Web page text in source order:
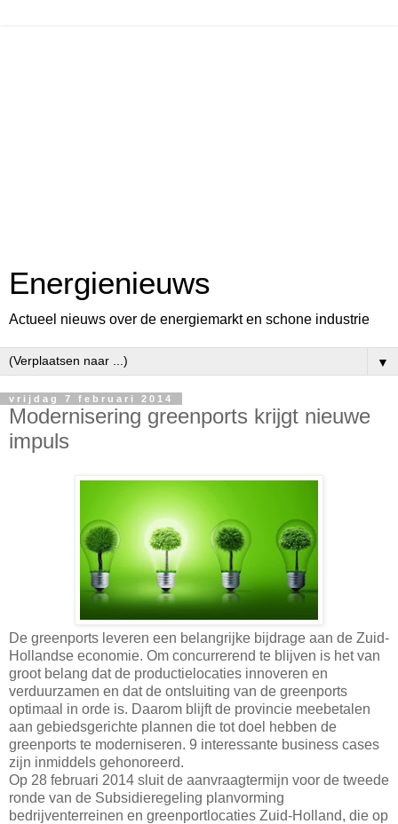
Energienieuws
Actueel nieuws over de energiemarkt en schone industrie
▼
vrijdag 7 februari 2014
Modernisering greenports krijgt nieuwe
impuls
De greenports leveren een belangrijke bijdrage aan de Zuid-
Hollandse economie. Om concurrerend te blijven is het van
groot belang dat de productielocaties innoveren en
verduurzamen en dat de ontsluiting van de greenports
optimaal in orde is. Daarom blijft de provincie meebetalen
aan gebiedsgerichte plannen die tot doel hebben de
greenports te moderniseren. 9 interessante business cases
zijn inmiddels gehonoreerd.
Op 28 februari 2014 sluit de aanvraagtermijn voor de tweede
ronde van de Subsidieregeling planvorming
bedrijventerreinen en greenportlocaties Zuid-Holland, die op